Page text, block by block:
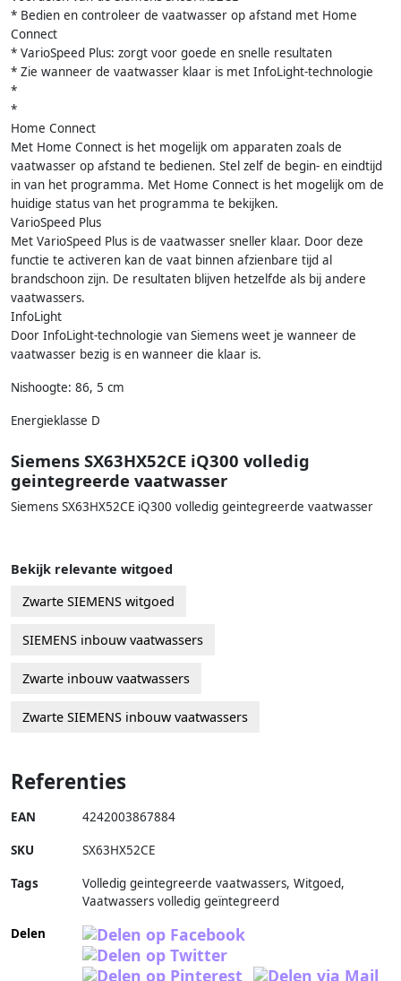
* Bedien en controleer de vaatwasser op afstand met Home
Connect
* VarioSpeed Plus: zorgt voor goede en snelle resultaten
* Zie wanneer de vaatwasser klaar is met InfoLight-technologie
*
*
Home Connect
Met Home Connect is het mogelijk om apparaten zoals de
vaatwasser op afstand te bedienen. Stel zelf de begin- en eindtijd
in van het programma. Met Home Connect is het mogelijk om de
huidige status van het programma te bekijken.
VarioSpeed Plus
Met VarioSpeed Plus is de vaatwasser sneller klaar. Door deze
functie te activeren kan de vaat binnen afzienbare tijd al
brandschoon zijn. De resultaten blijven hetzelfde als bij andere
vaatwassers.
InfoLight
Door InfoLight-technologie van Siemens weet je wanneer de
vaatwasser bezig is en wanneer die klaar is.
Nishoogte: 86, 5 cm
Energieklasse D
Siemens SX63HX52CE iQ300 volledig
geintegreerde vaatwasser
Siemens SX63HX52CE iQ300 volledig geintegreerde vaatwasser
Bekijk relevante witgoed
Zwarte SIEMENS witgoed
SIEMENS inbouw vaatwassers
Zwarte inbouw vaatwassers
Zwarte SIEMENS inbouw vaatwassers
Referenties
EAN 4242003867884
SKU SX63HX52CE
Tags
Volledig geintegreerde vaatwassers, Witgoed,
Vaatwassers volledig geïntegreerd
Delen